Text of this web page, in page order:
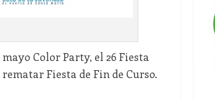
Color Party, el 26 Fiesta
Fiesta de Fin de Curso.